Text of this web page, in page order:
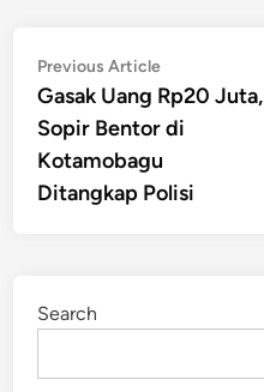
Post
navigation
Previous ArticlePrevious
article:
Gasak Uang Rp20 Juta,
Sopir Bentor di
Kotamobagu
Ditangkap Polisi
Search